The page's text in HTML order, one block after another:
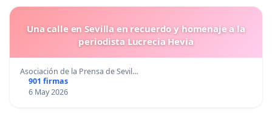
Una calle en Sevilla en recuerdo y homenaje a la
periodista Lucrecia Hevia
Asociación de la Prensa de Sevil…
901 firmas
6 May 2026